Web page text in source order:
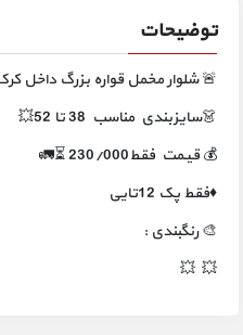
توضیحات
🚨 شلوار مخمل قواره بزرگ داخل
👗سایزبندی مناسب 38 تا 52💥
💰 قیـمت فقط230/000 ⏳🚛
♦️فقط پک 12تایی
🎨 رنگبندی :
💥 💥